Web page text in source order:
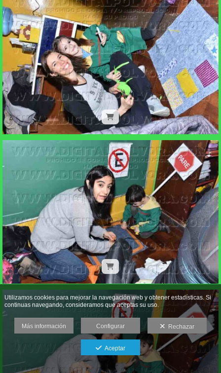
Utilizamos cookies para mejorar la navegación web y obtener estadísticas. Si
continuas navegando, consideramos que aceptas su uso.
Más información Configurar Rechazar
Aceptar